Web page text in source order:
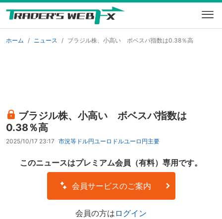
ホーム ニュース ブラジル株、小高い ボベスパ指数は0.38％高
ブラジル株、小高い ボベスパ指数は
0.38％高
2025/10/17 23:17 市況等 ドル円ユーロドルユーロ円主要
このニュースはプレミアム会員（有料）専用です。
会員サービスのご案内
会員の方は ログイン